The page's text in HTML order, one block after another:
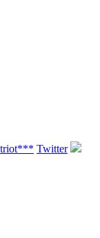
Twitter